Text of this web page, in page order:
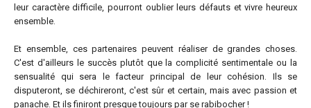
leur caractère difficile, pourront oublier leurs défauts et vivre heureux
ensemble.
Et ensemble, ces partenaires peuvent réaliser de grandes choses.
C'est d'ailleurs le succès plutôt que la complicité sentimentale ou la
sensualité qui sera le facteur principal de leur cohésion. Ils se
disputeront, se déchireront, c'est sûr et certain, mais avec passion et
panache. Et ils finiront presque toujours par se rabibocher !